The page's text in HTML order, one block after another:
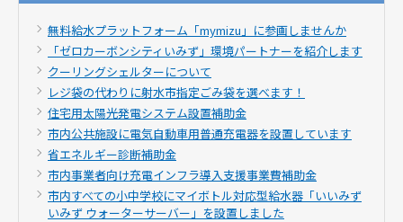
無料給水プラットフォーム「mymizu」に参画しませんか
「ゼロカーボンシティいみず」環境パートナーを紹介します
クーリングシェルターについて
レジ袋の代わりに射水市指定ごみ袋を選べます！
住宅用太陽光発電システム設置補助金
市内公共施設に電気自動車用普通充電器を設置しています
省エネルギー診断補助金
市内事業者向け充電インフラ導入支援事業費補助金
市内すべての小中学校にマイボトル対応型給水器「いいみず
いみず ウォーターサーバー」を設置しました